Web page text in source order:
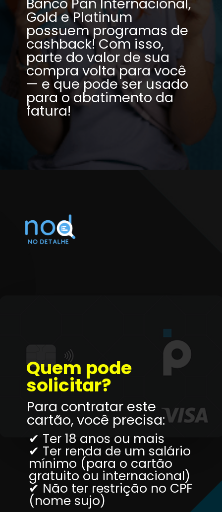
Gold e Platinum
possuem programas de
cashback! Com isso,
parte do valor de sua
compra volta para você
— e que pode ser usado
para o abatimento da
fatura!
✔ Ter 18 anos ou mais
✔ Ter renda de um salário
mínimo (para o cartão
gratuito ou internacional)
✔ Não ter restrição no CPF
(nome sujo)
Quem pode
solicitar?
Para contratar este
cartão, você precisa: